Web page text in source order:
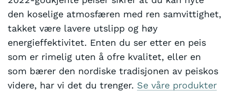
den koselige atmosfæren med ren samvittighet,
takket være lavere utslipp og høy
energieffektivitet. Enten du ser etter en peis
som er rimelig uten å ofre kvalitet, eller en
som bærer den nordiske tradisjonen av peiskos
videre, har vi det du trenger. Se våre produkter